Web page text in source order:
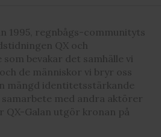
informationen med annan
eller som de har
deras tjänster. Du godkänner
användande av vår webbplats.
1995, regnbågs-communityts
QX och
bevakar det samhälle vi
de människor vi bryr oss
mängd identitetsstärkande
med andra aktörer
QX-Galan utgör kronan på